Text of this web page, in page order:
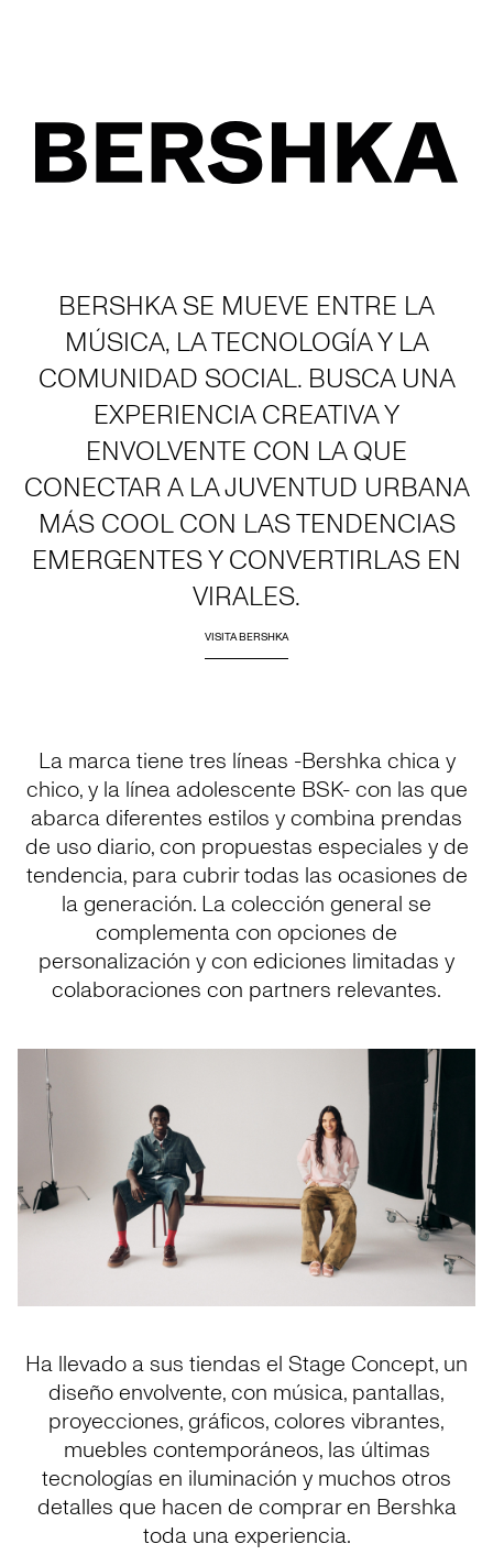
BERSHKA SE MUEVE ENTRE LA
MÚSICA, LA TECNOLOGÍA Y LA
COMUNIDAD SOCIAL. BUSCA UNA
EXPERIENCIA CREATIVA Y
ENVOLVENTE CON LA QUE
CONECTAR A LA JUVENTUD URBANA
MÁS COOL CON LAS TENDENCIAS
EMERGENTES Y CONVERTIRLAS EN
VIRALES.
VISITA BERSHKA
La marca tiene tres líneas -Bershka chica y
chico, y la línea adolescente BSK- con las que
abarca diferentes estilos y combina prendas
de uso diario, con propuestas especiales y de
tendencia, para cubrir todas las ocasiones de
la generación. La colección general se
complementa con opciones de
personalización y con ediciones limitadas y
colaboraciones con partners relevantes.
Ha llevado a sus tiendas el Stage Concept, un
diseño envolvente, con música, pantallas,
proyecciones, gráficos, colores vibrantes,
muebles contemporáneos, las últimas
tecnologías en iluminación y muchos otros
detalles que hacen de comprar en Bershka
toda una experiencia.